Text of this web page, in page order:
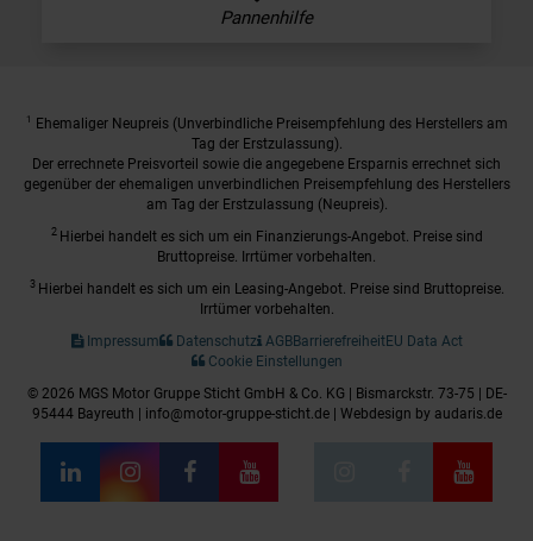
Pannenhilfe
1
Ehemaliger Neupreis (Unverbindliche Preisempfehlung des Herstellers am
Tag der Erstzulassung).
Der errechnete Preisvorteil sowie die angegebene Ersparnis errechnet sich
gegenüber der ehemaligen unverbindlichen Preisempfehlung des Herstellers
am Tag der Erstzulassung (Neupreis).
2 Hierbei handelt es sich um ein Finanzierungs-Angebot. Preise sind
Bruttopreise. Irrtümer vorbehalten.
3 Hierbei handelt es sich um ein Leasing-Angebot. Preise sind Bruttopreise.
Irrtümer vorbehalten.
Impressum
Datenschutz AGBBarrierefreiheitEU Data Act
Cookie Einstellungen
© 2026 MGS Motor Gruppe Sticht GmbH & Co. KG | Bismarckstr. 73-75 | DE-
95444 Bayreuth | info@motor-gruppe-sticht.de | Webdesign by audaris.de